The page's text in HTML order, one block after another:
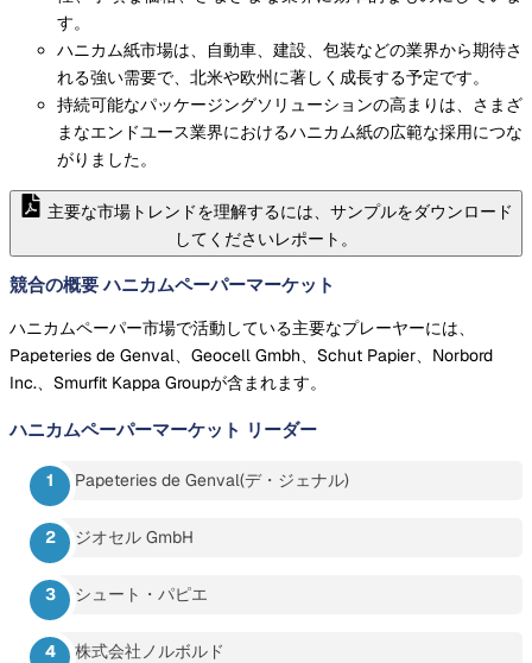
す。
ハニカム紙市場は、自動車、建設、包装などの業界から期待さ
れる強い需要で、北米や欧州に著しく成長する予定です。
持続可能なパッケージングソリューションの高まりは、さまざ
まなエンドユース業界におけるハニカム紙の広範な採用につな
がりました。
主要な市場トレンドを理解するには、サンプルをダウンロード
してくださいレポート。
競合の概要 ハニカムペーパーマーケット
ハニカムペーパー市場で活動している主要なプレーヤーには、
Papeteries de Genval、Geocell Gmbh、Schut Papier、Norbord
Inc.、Smurfit Kappa Groupが含まれます。
ハニカムペーパーマーケット リーダー
Papeteries de Genval(デ・ジェナル)
ジオセル GmbH
シュート・パピエ
株式会社ノルボルド